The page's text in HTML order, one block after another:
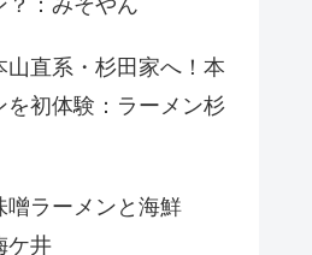
山直系・杉田家へ！本
を初体験：ラーメン杉
噌ラーメンと海鮮
ケ井